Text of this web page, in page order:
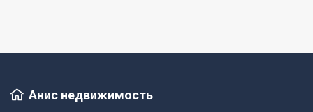
Анис недвижимость